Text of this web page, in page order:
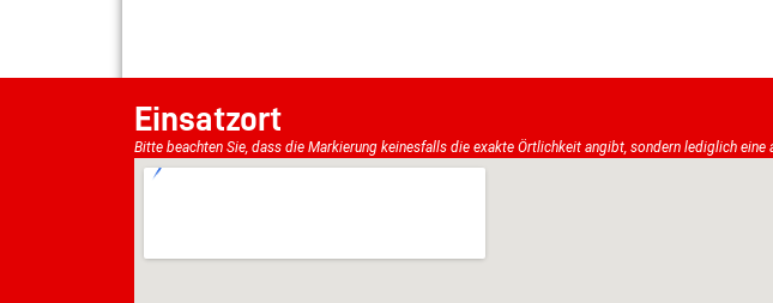
Einsatzort
Bitte beachten Sie, dass die Markierung keinesfalls die exakte Örtlichkeit angibt, sondern lediglich